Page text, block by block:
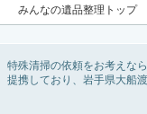
みんなの遺品整理トップ
特殊清掃の依頼をお考えな
提携しており、岩手県大船
す。孤独死・孤立死に伴う